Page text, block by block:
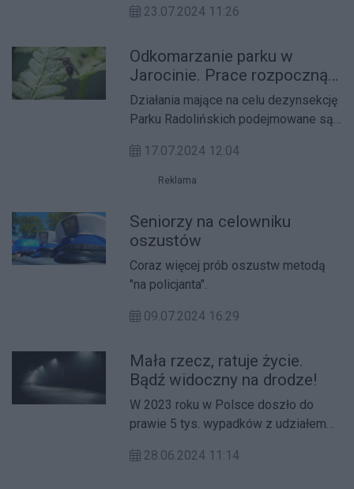
Dziewczyny nie reagowały na
23.07.2024 11:26
Odkomarzanie parku w
Jarocinie. Prace rozpoczną
się dzisiaj
Działania mające na celu dezynsekcję
Parku Radolińskich podejmowane są
festiwalu.
17.07.2024 12:04
Reklama
Seniorzy na celowniku
oszustów
Coraz więcej prób oszustw metodą
"na policjanta".
09.07.2024 16:29
Mała rzecz, ratuje życie.
Bądź widoczny na drodze!
W 2023 roku w Polsce doszło do
prawie 5 tys. wypadków z udziałem
28.06.2024 11:14